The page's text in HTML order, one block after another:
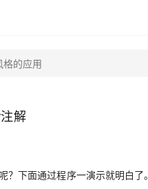
格的应用
解
？下面通过程序一演示就明白了。